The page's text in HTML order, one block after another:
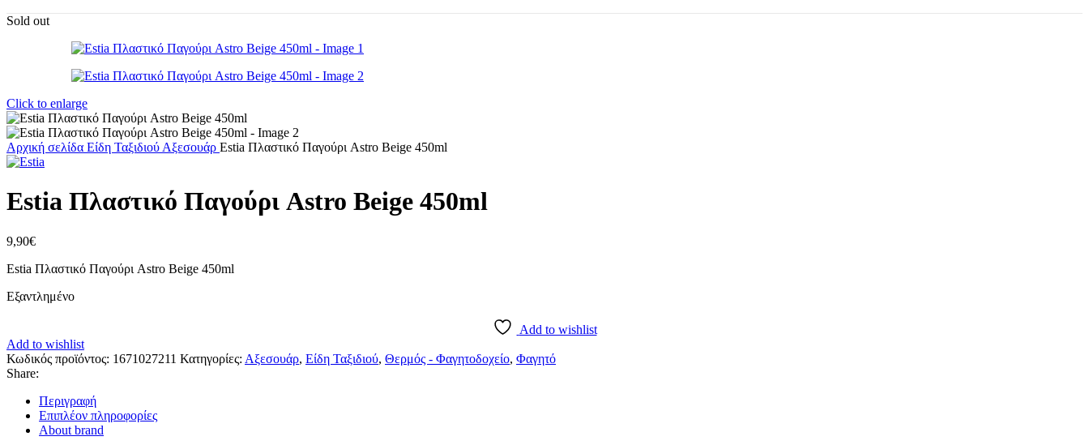
Sold out
Click to enlarge
Αρχική σελίδα Είδη Ταξιδιού Αξεσουάρ Estia Πλαστικό Παγούρι Astro Beige 450ml
Estia Πλαστικό Παγούρι Astro Beige 450ml
9,90€
Estia Πλαστικό Παγούρι Astro Beige 450ml
Εξαντλημένο
Add to wishlist
Add to wishlist
Κωδικός προϊόντος: 1671027211 Κατηγορίες: Αξεσουάρ, Είδη Ταξιδιού, Θερμός - Φαγητοδοχείο, Φαγητό
Share:
Περιγραφή
Επιπλέον πληροφορίες
About brand